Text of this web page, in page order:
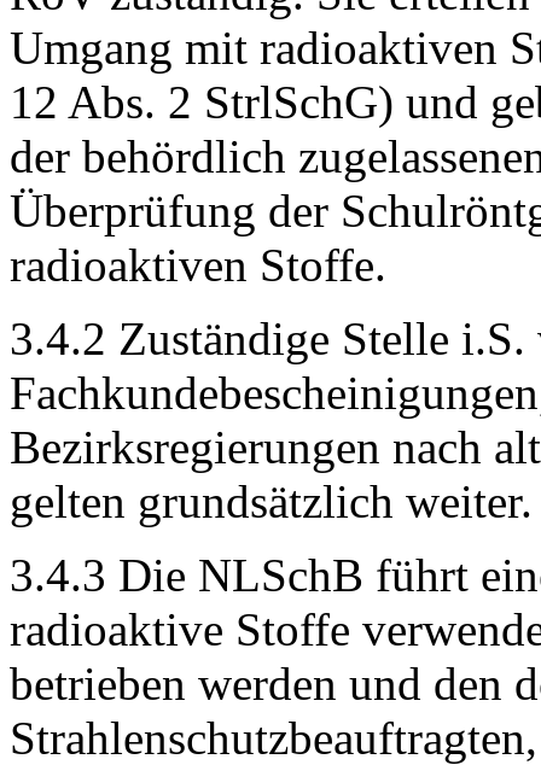
Umgang mit radioaktiven
12 Abs. 2 StrlSchG) und
der behördlich
Überprüfung der
radioaktiven Stoffe.
3.4.2 Zuständige Stelle
Bezirksregierungen nach
gelten grundsätzlich weiter.
3.4.3 Die NLSchB führt
radioaktive Stoffe
betrieben werden und den